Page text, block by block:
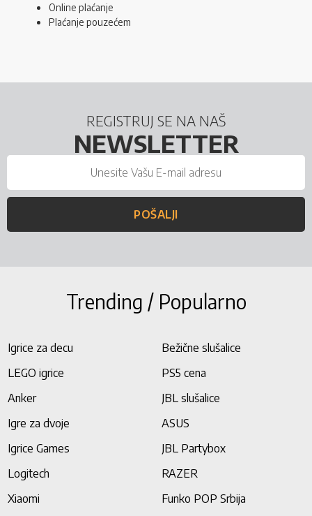
Online plaćanje
Plaćanje pouzećem
REGISTRUJ SE NA NAŠ
NEWSLETTER
POŠALJI
Trending / Popularno
Igrice za decu
Bežične slušalice
LEGO igrice
PS5 cena
Anker
JBL slušalice
Igre za dvoje
ASUS
Igrice Games
JBL Partybox
Logitech
RAZER
Xiaomi
Funko POP Srbija